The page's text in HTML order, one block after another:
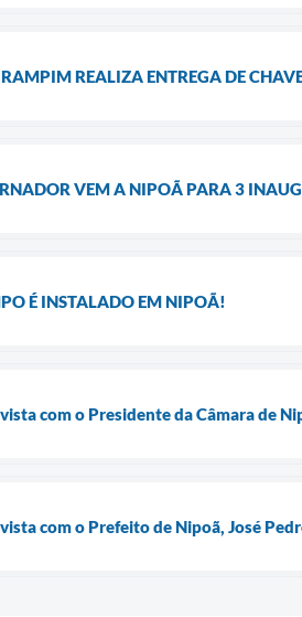
RAMPIM REALIZA ENTREGA DE
VEM A NIPOÃ PARA 3
É INSTALADO EM NIPOÃ!
com o Presidente da Câmara de
com o Prefeito de Nipoã, José